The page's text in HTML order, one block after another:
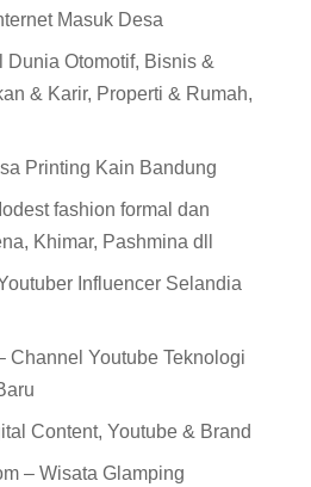
Masuk Desa
Dunia Otomotif, Bisnis &
& Karir, Properti & Rumah,
Printing Kain Bandung
fashion formal dan
Khimar, Pashmina dll
Influencer Selandia
Channel Youtube Teknologi
Content, Youtube & Brand
– Wisata Glamping